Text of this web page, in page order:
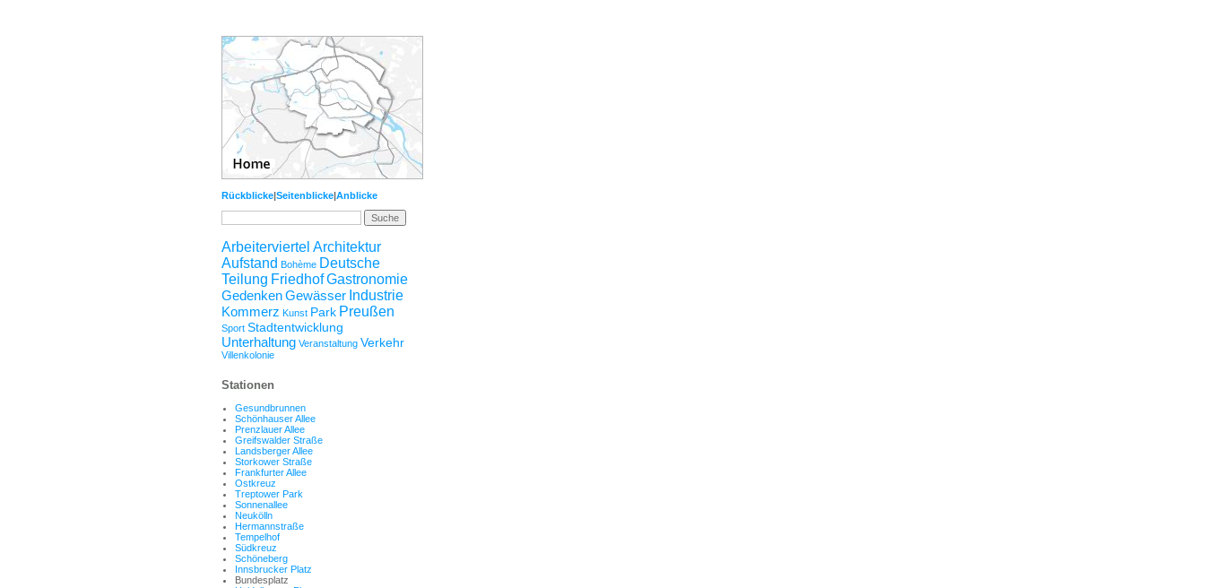
Rückblicke|Seitenblicke|Anblicke
Arbeiterviertel Architektur
Aufstand Bohème Deutsche
Teilung FriedhofGastronomie
GedenkenGewässer Industrie
Kommerz Kunst Park Preußen
Sport Stadtentwicklung
Unterhaltung Veranstaltung Verkehr
Villenkolonie
Stationen
Gesundbrunnen
Schönhauser Allee
Prenzlauer Allee
Greifswalder Straße
Landsberger Allee
Storkower Straße
Frankfurter Allee
Ostkreuz
Treptower Park
Sonnenallee
Neukölln
Hermannstraße
Tempelhof
Südkreuz
Schöneberg
Innsbrucker Platz
Bundesplatz